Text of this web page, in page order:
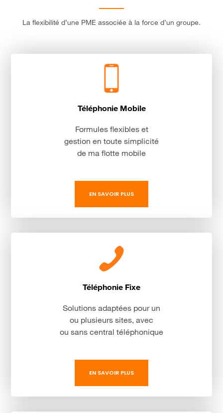
La flexibilité d’une PME associée à la force d’un groupe.
Téléphonie Mobile
Formules flexibles et
gestion en toute simplicité
de ma flotte mobile
EN SAVOIR PLUS
Téléphonie Fixe
Solutions adaptées pour un
ou plusieurs sites, avec
ou sans central téléphonique
EN SAVOIR PLUS